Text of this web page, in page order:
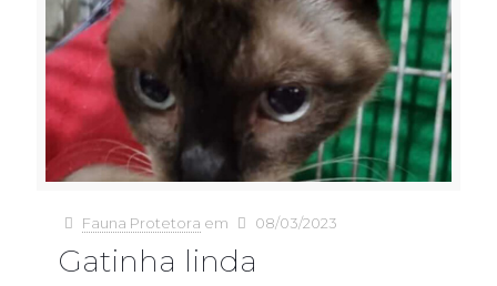
Fauna Protetora em 08/03/2023
Gatinha linda